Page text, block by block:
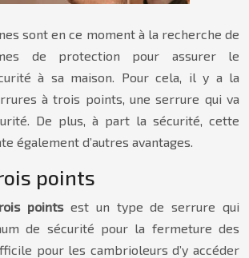
sont en ce moment à la recherche de
de protection pour assurer le
à sa maison. Pour cela, il y a la
à trois points, une serrure qui va
De plus, à part la sécurité, cette
également d’autres avantages.
points
pointsest un type de serrure qui
de sécurité pour la fermeture des
pour les cambrioleurs d’y accéder